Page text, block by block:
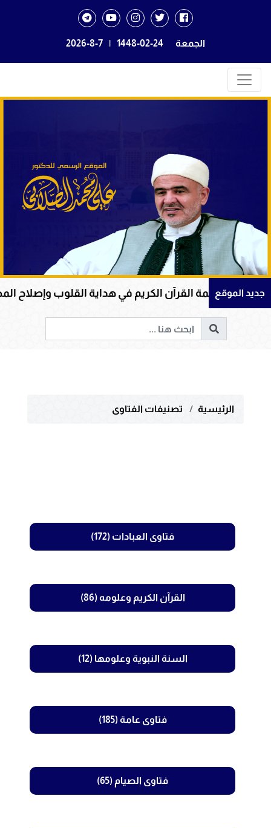
الجمعة 1448-02-24
|
2026-8-7
جديد الموقع
عظمة القرآن الكريم في هداية القلوب وإصلاح
الرئيسية تصنيفات الفتاوى
فتاوى العبادات (172)
القرآن الكريم وعلومه (86)
السنة النبوية وعلومها (12)
فتاوى عامة (185)
فتاوى الصيام (65)